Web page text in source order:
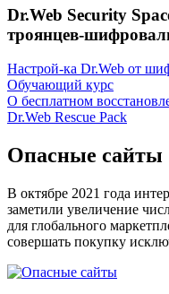
Dr.Web Security
троянцев-
Настрой-ка Dr.Web от
Обучающий курс
О бесплатном
Dr.Web Rescue Pack
Опасные сайты
В октябре 2021 года
заметили увеличение
для глобального
совершать покупку